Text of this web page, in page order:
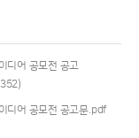
디어 공모전 공고
디어 공모전 공고문.pdf